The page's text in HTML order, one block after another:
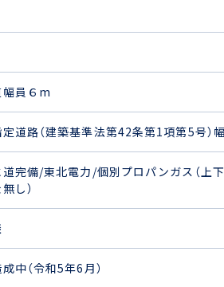
幅員６m
道路（建築基準法第42条第1項第5号）
道完備/東北電力/個別プロパンガス（上
し）
中（令和5年6月）